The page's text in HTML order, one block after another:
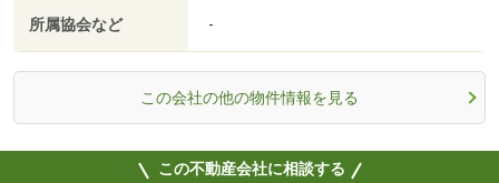
所属協会など -
この会社の他の物件情報を見る
この不動産会社に相談する